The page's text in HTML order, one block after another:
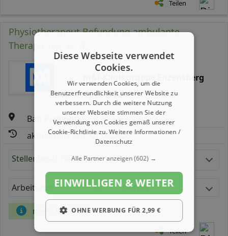
Teilen
Physiotherapeut Befundung ambulante
Therapie (m/ w/ d)
m&i-Klinikgruppe Enzensberg
Bad Pyrmont
aktualisiert seit: 07.08.2026
Stellenbeschreibung:
Arbeitszeit Gehalt
mehr Details
Teilen
Diese Webseite verwendet
Cookies.
Wir verwenden Cookies, um die
Benutzerfreundlichkeit unserer Website zu
verbessern. Durch die weitere Nutzung
unserer Webseite stimmen Sie der
Verwendung von Cookies gemäß unserer
Cookie-Richtlinie zu.Weitere Informationen /
Datenschutz
Alle Partner anzeigen(602) →
EINWILLIGEN & WEITER
OHNE WERBUNG FÜR 2,99 €